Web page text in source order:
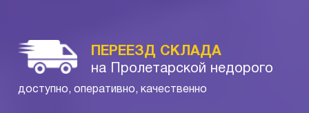
ПЕРЕЕЗД СКЛАДА
на Пролетарской недорого
доступно, оперативно, качественно